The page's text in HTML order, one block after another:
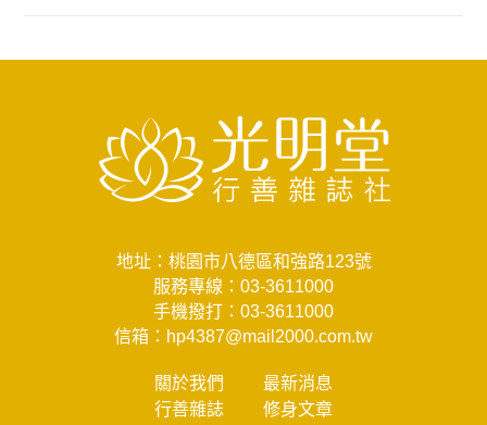
地址：桃園市八德區和強路123號
服務專線： 03-3611000
手機撥打： 03-3611000
信箱： hp4387@mail2000.com.tw
關於我們
最新消息
行善雜誌
修身文章